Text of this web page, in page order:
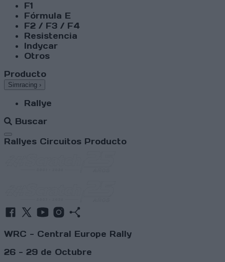
F1
Fórmula E
F2 / F3 / F4
Resistencia
Indycar
Otros
Producto
Simracing ›
Rallye
Buscar
Abrir menú
Rallyes Circuitos Producto
WRC - Central Europe Rally
26 - 29 de Octubre